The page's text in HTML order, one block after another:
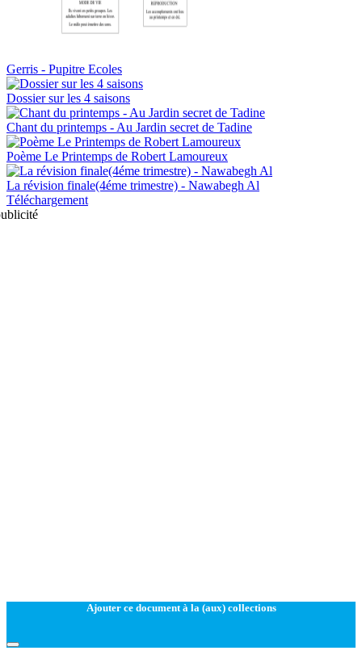
Gerris - Pupitre Ecoles
Dossier sur les 4 saisons
Chant du printemps - Au Jardin secret de Tadine
Poème Le Printemps de Robert Lamoureux
La révision finale(4éme trimestre) - Nawabegh Al
Téléchargement
Ajouter ce document à la (aux) collections